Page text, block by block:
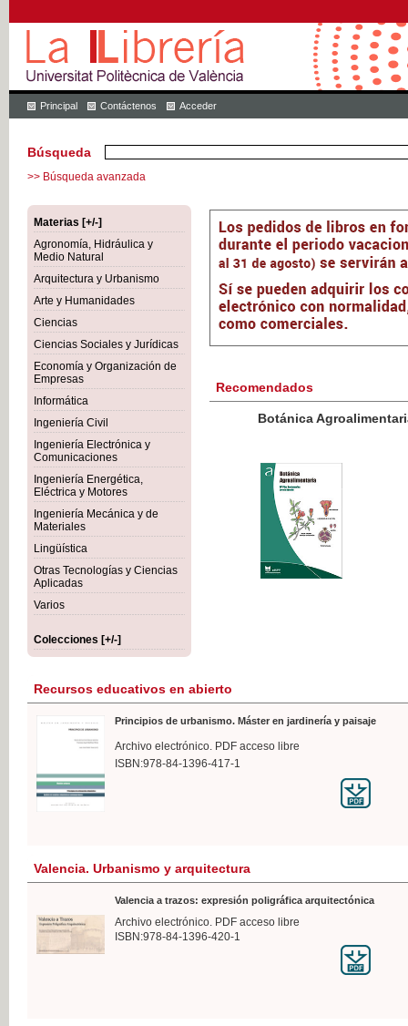
Principal Contáctenos Acceder
Búsqueda
>> Búsqueda avanzada
Materias [+/-]
Agronomía, Hidráulica y
Medio Natural
Arquitectura y Urbanismo
Arte y Humanidades
Ciencias
Ciencias Sociales y Jurídicas
Economía y Organización de
Empresas
Informática
Ingeniería Civil
Ingeniería Electrónica y
Comunicaciones
Ingeniería Energética,
Eléctrica y Motores
Ingeniería Mecánica y de
Materiales
Lingüística
Otras Tecnologías y Ciencias
Aplicadas
Varios
Colecciones [+/-]
Recomendados
Botánica Agroalimentaria
Recursos educativos en abierto
Principios de urbanismo. Máster en jardinería y paisaje
Archivo electrónico. PDF acceso libre
ISBN:978-84-1396-417-1
Valencia. Urbanismo y arquitectura
Valencia a trazos: expresión poligráfica arquitectónica
Archivo electrónico. PDF acceso libre
ISBN:978-84-1396-420-1